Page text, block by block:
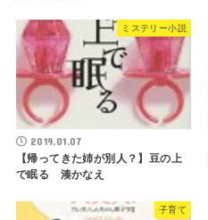
ミステリー小説
2019.01.07
【帰ってきた姉が別人？】豆の上
で眠る 湊かなえ
子育て